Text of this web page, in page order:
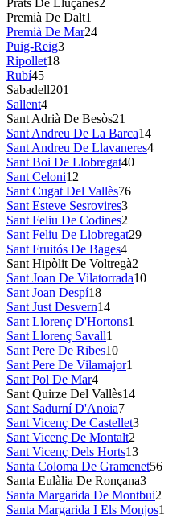
Prats De Lluçanès2
Premià De Dalt1
Premià De Mar24
Puig-Reig3
Ripollet18
Rubí45
Sabadell201
Sallent4
Sant Adrià De Besòs21
Sant Andreu De La Barca14
Sant Andreu De Llavaneres4
Sant Boi De Llobregat40
Sant Celoni12
Sant Cugat Del Vallès76
Sant Esteve Sesrovires3
Sant Feliu De Codines2
Sant Feliu De Llobregat29
Sant Fruitós De Bages4
Sant Hipòlit De Voltregà2
Sant Joan De Vilatorrada10
Sant Joan Despí18
Sant Just Desvern14
Sant Llorenç D'Hortons1
Sant Llorenç Savall1
Sant Pere De Ribes10
Sant Pere De Vilamajor1
Sant Pol De Mar4
Sant Quirze Del Vallès14
Sant Sadurní D'Anoia7
Sant Vicenç De Castellet3
Sant Vicenç De Montalt2
Sant Vicenç Dels Horts13
Santa Coloma De Gramenet56
Santa Eulàlia De Ronçana3
Santa Margarida De Montbui2
Santa Margarida I Els Monjos1